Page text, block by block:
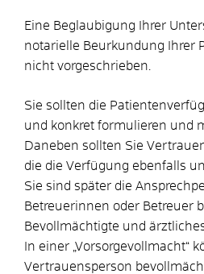
Eine Beglaubigung Ihrer
notarielle Beurkundung Ihrer
nicht vorgeschrieben.
Sie sollten die
und konkret formulieren und
Daneben sollten Sie
die die Verfügung ebenfalls
Sie sind später die
Betreuerinnen oder Betreuer
Bevollmächtigte und ärztliches
In einer „Vorsorgevollmacht“
Vertrauensperson